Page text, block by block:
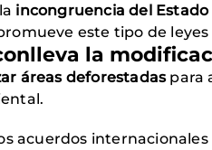
incongruencia del Estado
este tipo de
la
áreas deforestadaspara
acuerdos internacionales